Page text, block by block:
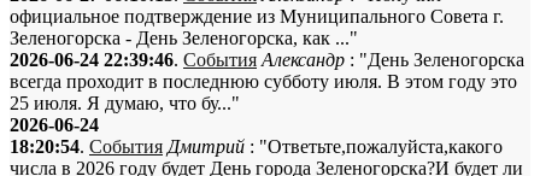
официальное подтверждение из Муниципального Совета г.
Зеленогорска - День Зеленогорска, как ..."
2026-06-24 22:39:46. События Александр : "День Зеленогорска
всегда проходит в последнюю субботу июля. В этом году это
25 июля. Я думаю, что бу..."
2026-06-24
18:20:54. События Дмитрий : "Ответьте,пожалуйста,какого
числа в 2026 году будет День города Зеленогорска?И будет ли